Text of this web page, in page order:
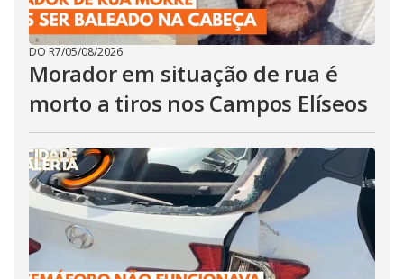
DO R7/05/08/2026
Morador em situação de rua é
morto a tiros nos Campos Elíseos